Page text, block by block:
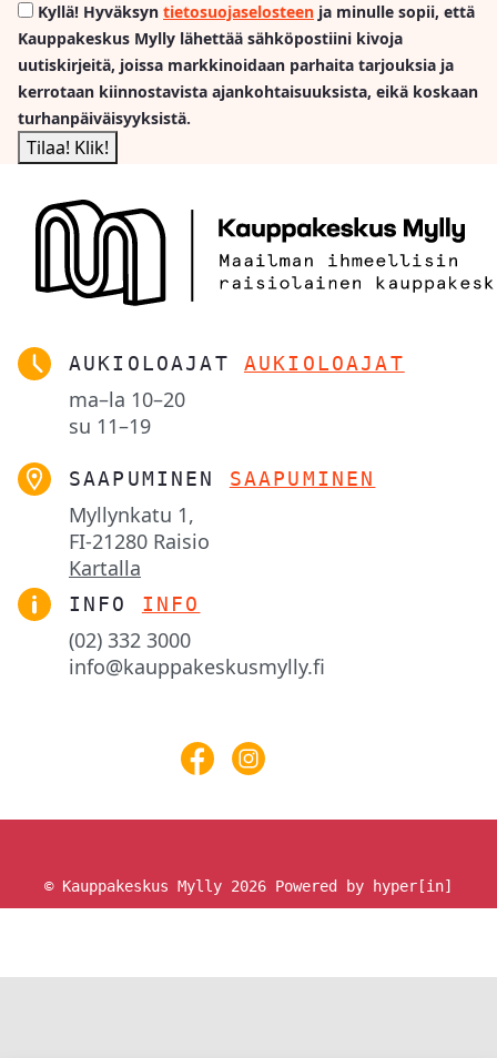
Kyllä! Hyväksyn tietosuojaselosteen ja minulle sopii, että
Kauppakeskus Mylly lähettää sähköpostiini kivoja
uutiskirjeitä, joissa markkinoidaan parhaita tarjouksia ja
kerrotaan kiinnostavista ajankohtaisuuksista, eikä koskaan
turhanpäiväisyyksistä.
AUKIOLOAJAT AUKIOLOAJAT
ma–la 10–20
su 11–19
SAAPUMINEN SAAPUMINEN
Myllynkatu 1,
FI-21280 Raisio
Kartalla
INFO INFO
(02) 332 3000
info@kauppakeskusmylly.fi
© Kauppakeskus Mylly 2026 Powered by hyper[in]